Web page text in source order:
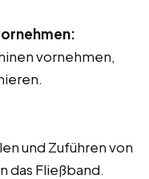
vornehmen,
und Zuführen von
das Fließband.